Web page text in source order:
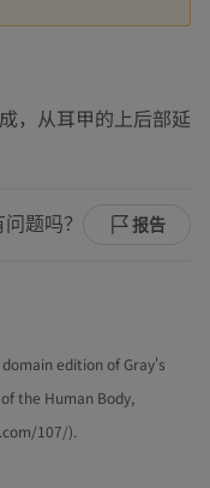
，从耳甲的上后部延
题吗？ 报告
edition of Gray's
the Human Body,
107/).